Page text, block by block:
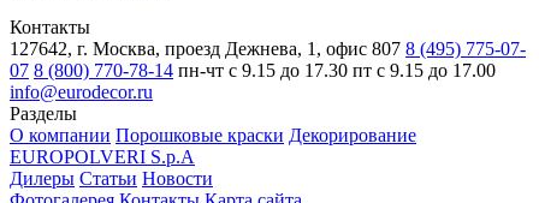
Контакты
127642, г. Москва, проезд Дежнева, 1, офис 807 8 (495) 775-07-
07 8 (800) 770-78-14 пн-чт с 9.15 до 17.30 пт с 9.15 до 17.00
info@eurodecor.ru
Разделы
О компании Порошковые краски Декорирование
EUROPOLVERI S.p.A
Дилеры Статьи Новости